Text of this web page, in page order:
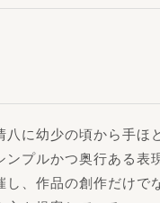
に幼少の頃から手ほ
プルかつ奥行ある表
、作品の創作だけで